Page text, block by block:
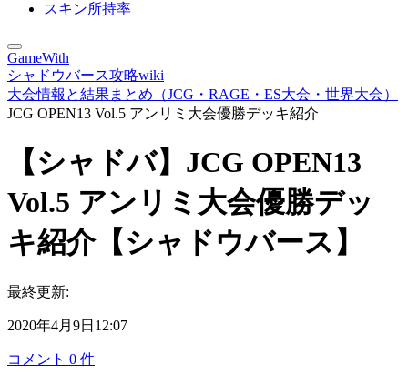
スキン所持率
GameWith
シャドウバース攻略wiki
大会情報と結果まとめ（JCG・RAGE・ES大会・世界大会）
JCG OPEN13 Vol.5 アンリミ大会優勝デッキ紹介
【シャドバ】JCG OPEN13
Vol.5 アンリミ大会優勝デッ
キ紹介【シャドウバース】
最終更新:
2020年4月9日12:07
コメント 0 件